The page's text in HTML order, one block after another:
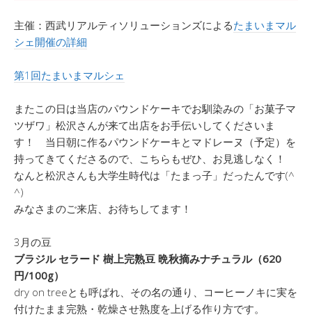
主催：西武リアルティソリューションズによるたまいまマル
シェ開催の詳細
第1回たまいまマルシェ
またこの日は当店のパウンドケーキでお馴染みの「お菓子マ
ツザワ」松沢さんが来て出店をお手伝いしてくださいま
す！ 当日朝に作るパウンドケーキとマドレーヌ（予定）を
持ってきてくださるので、こちらもぜひ、お見逃しなく！
なんと松沢さんも大学生時代は「たまっ子」だったんです(^
^)
みなさまのご来店、お待ちしてます！
3月の豆
ブラジル セラード 樹上完熟豆 晩秋摘みナチュラル（620
円/100g）
dry on treeとも呼ばれ、その名の通り、コーヒーノキに実を
付けたまま完熟・乾燥させ熟度を上げる作り方です。